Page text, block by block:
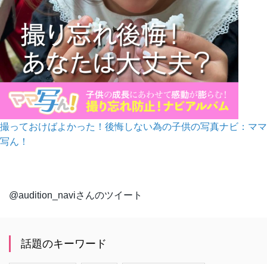
撮っておけばよかった！後悔しない為の子供の写真ナビ：ママ
写ん！
@audition_naviさんのツイート
話題のキーワード